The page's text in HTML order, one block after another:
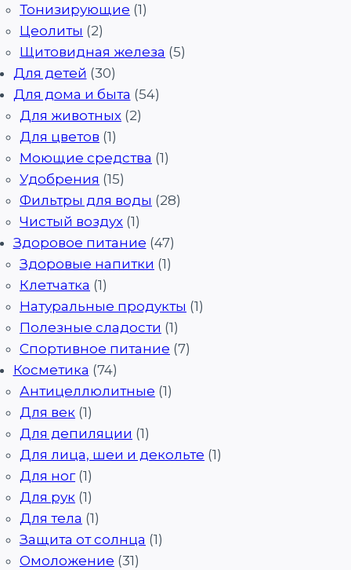
Тонизирующие (1)
Цеолиты (2)
Щитовидная железа (5)
Для детей (30)
Для дома и быта (54)
Для животных (2)
Для цветов (1)
Моющие средства (1)
Удобрения (15)
Фильтры для воды (28)
Чистый воздух (1)
Здоровое питание (47)
Здоровые напитки (1)
Клетчатка (1)
Натуральные продукты (1)
Полезные сладости (1)
Спортивное питание (7)
Косметика (74)
Антицеллюлитные (1)
Для век (1)
Для депиляции (1)
Для лица, шеи и декольте (1)
Для ног (1)
Для рук (1)
Для тела (1)
Защита от солнца (1)
Омоложение (31)